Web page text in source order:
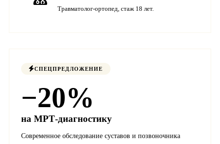
Травматолог-ортопед, стаж 18 лет.
СПЕЦПРЕДЛОЖЕНИЕ
−20%
на МРТ-диагностику
Современное обследование суставов и позвоночника